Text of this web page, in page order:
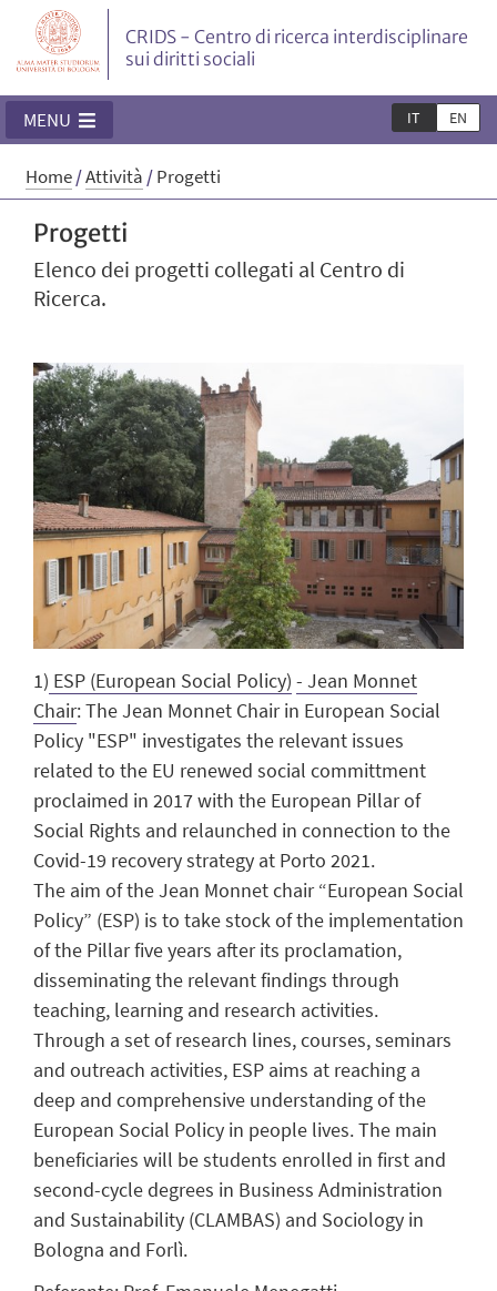
CRIDS - Centro di ricerca interdisciplinare
sui diritti sociali
IT EN
MENU
Home/Attività /Progetti
Progetti
Elenco dei progetti collegati al Centro di
Ricerca.
1) ESP (European Social Policy) - Jean Monnet
Chair:The Jean Monnet Chair in European Social
Policy "ESP" investigates the relevant issues
related to the EU renewed social committment
proclaimed in 2017 with the European Pillar of
Social Rights and relaunched in connection to the
Covid-19 recovery strategy at Porto 2021.
The aim of the Jean Monnet chair “European Social
Policy” (ESP) is to take stock of the implementation
of the Pillar five years after its proclamation,
disseminating the relevant findings through
teaching, learning and research activities.
Through a set of research lines, courses, seminars
and outreach activities, ESP aims at reaching a
deep and comprehensive understanding of the
European Social Policy in people lives. The main
beneficiaries will be students enrolled in first and
second-cycle degrees in Business Administration
and Sustainability (CLAMBAS) and Sociology in
Bologna and Forlì.